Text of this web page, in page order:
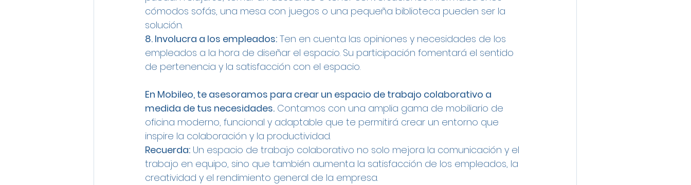
cómodos sofás, una mesa con juegos o una pequeña biblioteca pueden ser la
solución.
8. Involucra a los empleados: Ten en cuenta las opiniones y necesidades de los
empleados a la hora de diseñar el espacio. Su participación fomentará el sentido
de pertenencia y la satisfacción con el espacio.
En Mobileo, te asesoramos para crear un espacio de trabajo colaborativo a
medida de tus necesidades. Contamos con una amplia gama de mobiliario de
oficina moderno, funcional y adaptable que te permitirá crear un entorno que
inspire la colaboración y la productividad.
Recuerda: Un espacio de trabajo colaborativo no solo mejora la comunicación y el
trabajo en equipo, sino que también aumenta la satisfacción de los empleados, la
creatividad y el rendimiento general de la empresa.